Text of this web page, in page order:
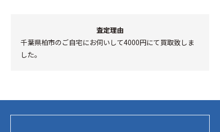
査定理由
千葉県柏市のご自宅にお伺いして4000円にて買取致しま
した。